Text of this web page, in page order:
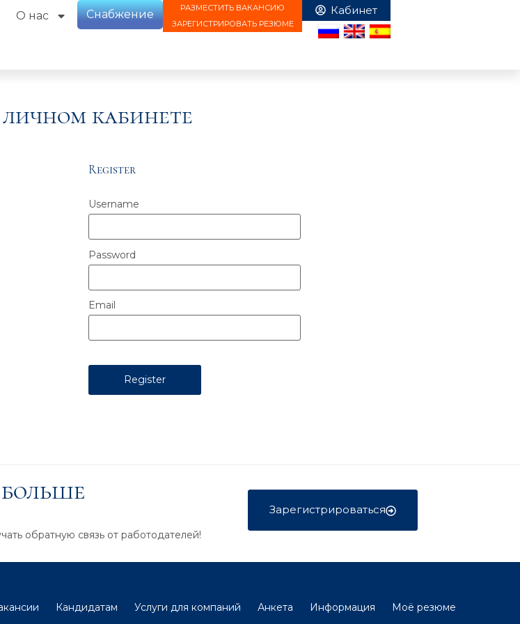
О нас Снабжение
РАЗМЕСТИТЬ ВАКАНСИЮ
ЗАРЕГИСТРИРОВАТЬ РЕЗЮМЕ
кабинете
Register
Username
Password
Email
обратную связь от работодателей!
Зарегистрироваться
Кандидатам Услуги для компаний Анкета Информация
Моё резюме